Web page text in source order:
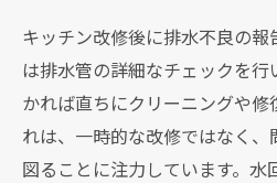
キッチン改修後に排水不良の
は排水管の詳細なチェックを
かれば直ちにクリーニングや修
れは、一時的な改修ではなく
図ることに注力しています。水